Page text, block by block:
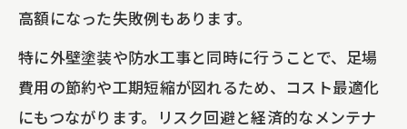
高額になった失敗例もあります。
特に外壁塗装や防水工事と同時に行うことで、足場
費用の節約や工期短縮が図れるため、コスト最適化
にもつながります。リスク回避と経済的なメンテナ